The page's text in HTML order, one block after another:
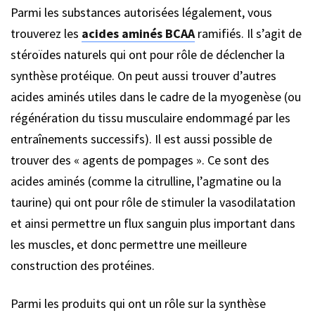
Parmi les substances autorisées légalement, vous
trouverez les acides aminés BCAAramifiés. Il s’agit de
stéroïdes naturels qui ont pour rôle de déclencher la
synthèse protéique. On peut aussi trouver d’autres
acides aminés utiles dans le cadre de la myogenèse (ou
régénération du tissu musculaire endommagé par les
entraînements successifs). Il est aussi possible de
trouver des « agents de pompages ». Ce sont des
acides aminés (comme la citrulline, l’agmatine ou la
taurine) qui ont pour rôle de stimuler la vasodilatation
et ainsi permettre un flux sanguin plus important dans
les muscles, et donc permettre une meilleure
construction des protéines.
Parmi les produits qui ont un rôle sur la synthèse